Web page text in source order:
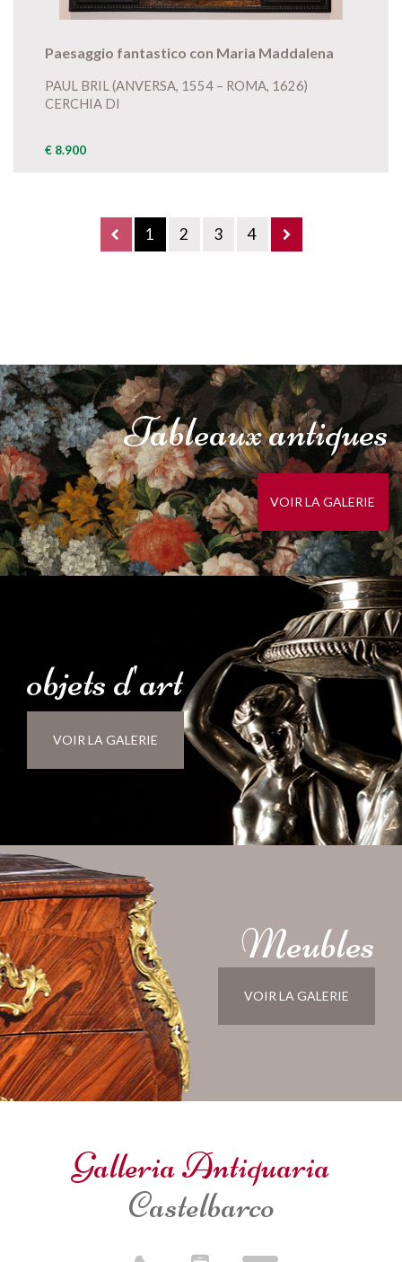
Paesaggio fantastico con Maria Maddalena
PAUL BRIL (ANVERSA, 1554 – ROMA, 1626)
CERCHIA DI
€ 8.900
1 2 3 4
Tableauxantiques
VOIR LA GALERIE
objetsd'art
VOIR LA GALERIE
Meubles
VOIR LA GALERIE
Galleria Antiquaria
Castelbarco